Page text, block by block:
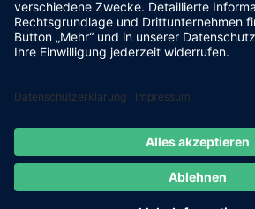
Webmail Datenschutzerklärung
internet-lokal.de